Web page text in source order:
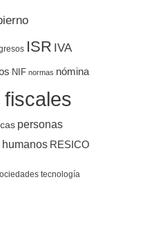
ISR IVA
NIF normas nómina
personas
RESICO
tecnología